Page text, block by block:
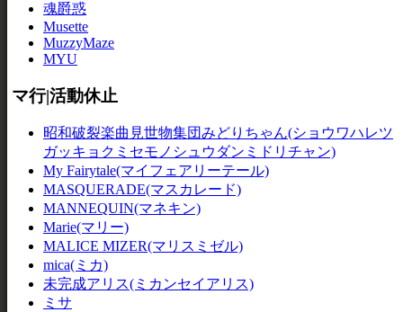
魂爵惑
Musette
MuzzyMaze
MYU
マ行|活動休止
昭和破裂楽曲見世物集団みどりちゃん(ショウワハレツ
ガッキョクミセモノシュウダンミドリチャン)
My Fairytale(マイフェアリーテール)
MASQUERADE(マスカレード)
MANNEQUIN(マネキン)
Marie(マリー)
MALICE MIZER(マリスミゼル)
mica(ミカ)
未完成アリス(ミカンセイアリス)
ミサ